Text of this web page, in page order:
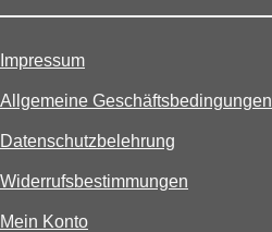
Impressum
Allgemeine Geschäftsbedingungen
Datenschutzbelehrung
Widerrufsbestimmungen
Mein Konto